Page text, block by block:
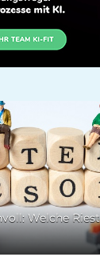
Welche